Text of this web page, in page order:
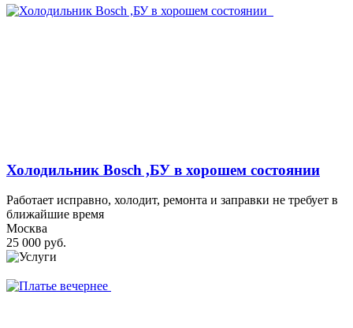
Холодильник Bosch ,БУ в хорошем состоянии
Работает исправно, холодит, ремонта и заправки не требует в
ближайшие время
Москва
25 000 руб.